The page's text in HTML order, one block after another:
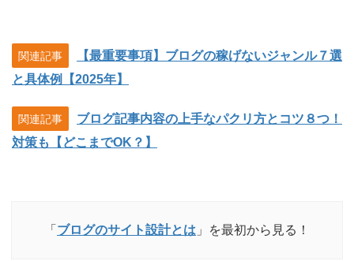
関連記事
【最重要事項】ブログの稼げないジャンル７選
と具体例【2025年】
関連記事
ブログ記事内容の上手なパクリ方とコツ８つ！
対策も【どこまでOK？】
「 ブログのサイト設計とは 」を最初から見る！